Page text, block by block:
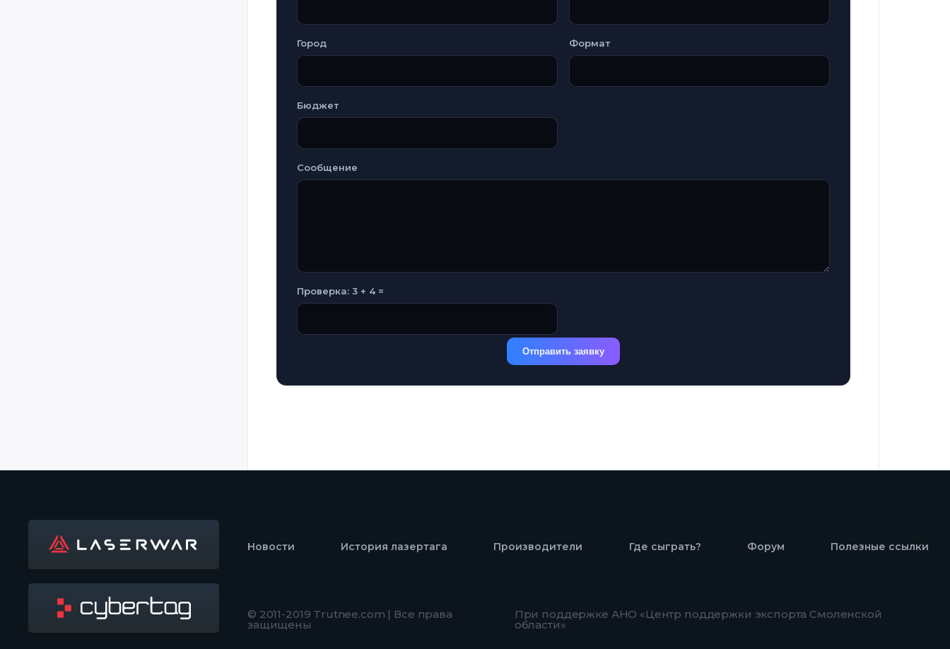
Город Формат
Бюджет
Сообщение
Проверка: 3 + 4 =
Отправить заявку
Новости История лазертага Производители Где сыграть? Форум Полезные ссылки
© 2011-2019 Trutnee.com | Все права
защищены
При поддержке АНО «Центр поддержки экспорта Смоленской
области»